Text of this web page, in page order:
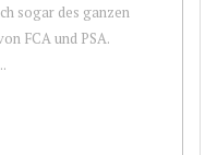
sogar des ganzen
FCA und PSA.